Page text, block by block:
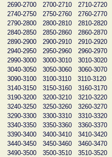
2690-2700
2700-2710 2710-2720
2740-2750
2750-2760 2760-2770
2790-2800
2800-2810 2810-2820
2840-2850
2850-2860 2860-2870
2890-2900
2900-2910 2910-2920
2940-2950
2950-2960 2960-2970
2990-3000
3000-3010 3010-3020
3040-3050
3050-3060 3060-3070
3090-3100
3100-3110 3110-3120
3140-3150
3150-3160 3160-3170
3190-3200
3200-3210 3210-3220
3240-3250
3250-3260 3260-3270
3290-3300
3300-3310 3310-3320
3340-3350
3350-3360 3360-3370
3390-3400
3400-3410 3410-3420
3440-3450
3450-3460 3460-3470
3490-3500
3500-3510 3510-3520